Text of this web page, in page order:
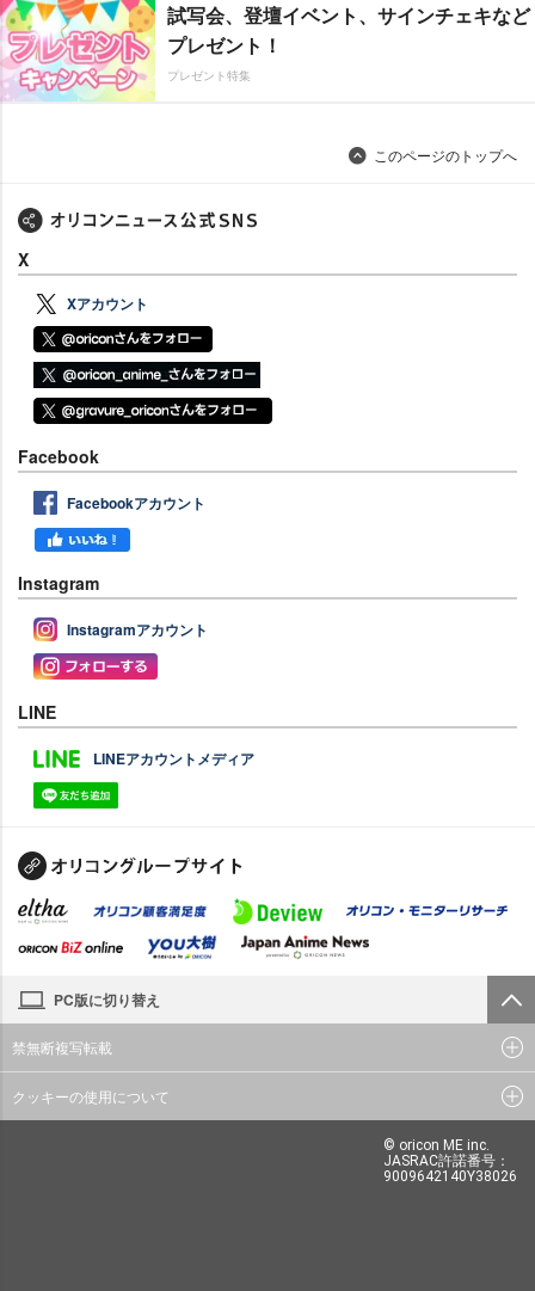
試写会、登壇イベント、サインチェキなど
プレゼント！
プレゼント特集
このページのトップへ
X
Xアカウント
Facebook
Facebookアカウント
Instagram
Instagramアカウント
LINE
LINEアカウントメディア
PC版に切り替え
禁無断複写転載
クッキーの使用について
© oricon ME inc.
JASRAC許諾番号：
9009642140Y38026